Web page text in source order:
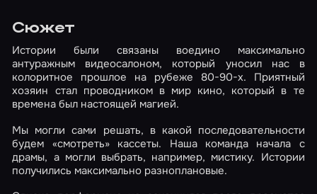
Сюжет
Истории были связаны воедино максимально
антуражным видеосалоном, который уносил нас в
колоритное прошлое на рубеже 80-90-х. Приятный
хозяин стал проводником в мир кино, который в те
времена был настоящей магией.
Мы могли сами решать, в какой последовательности
будем «смотреть» кассеты. Наша команда начала с
драмы, а могли выбрать, например, мистику. Истории
получились максимально разноплановые.